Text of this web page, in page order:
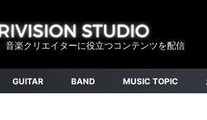
音楽クリエイターに役立つコンテンツを配信
GUITAR BAND MUSIC TOPIC